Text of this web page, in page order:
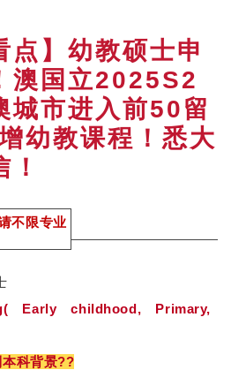
点】幼教硕士申
澳国立2025S2
城市进入前50留
幼教课程！悉大
不限专业
Early childhood, Primary,
科背景??